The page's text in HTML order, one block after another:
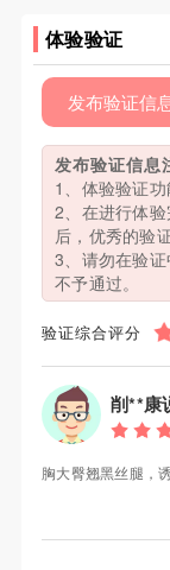
体验验证
发布验证信
发布验证信息
1、体验验证功
2、在进行体
后，优秀的验
3、请勿在验
不予通过。
验证综合评分
削**康
胸大臀翘黑丝腿，